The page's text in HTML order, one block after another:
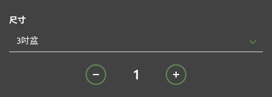
尺寸